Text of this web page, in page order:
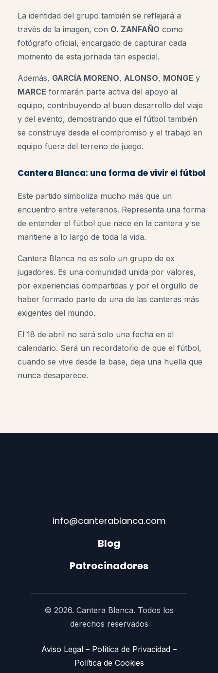
La identidad del grupo también se reflejará a
través de la imagen, con O. ZANFAÑO como
fotógrafo oficial, encargado de capturar cada
momento de esta jornada tan especial.
Además, GARCÍA MORENO, ALONSO, MONGE y
MARCE formarán parte activa del apoyo al
equipo, contribuyendo al buen desarrollo del viaje
y del evento, demostrando que el fútbol también
se construye desde el compromiso y el trabajo en
equipo fuera del terreno de juego.
Cantera Blanca: una forma de vivir el fútbol
Este partido simboliza mucho más que un
encuentro entre veteranos. Representa una forma
de entender el fútbol que nace en la cantera y se
mantiene a lo largo de toda la vida.
Cantera Blanca no es solo un grupo de ex
jugadores. Es una comunidad unida por valores,
por experiencias compartidas y por el orgullo de
haber formado parte de una de las canteras más
exigentes del mundo.
El 18 de abril no será solo una fecha en el
calendario. Será un recordatorio de que el fútbol,
cuando se vive desde la base, deja una huella que
nunca desaparece.
info@canterablanca.com
Blog
Patrocinadores
© 2026. Cantera Blanca. Todos los
derechos reservados
Aviso Legal – Política de Privacidad –
Política de Cookies